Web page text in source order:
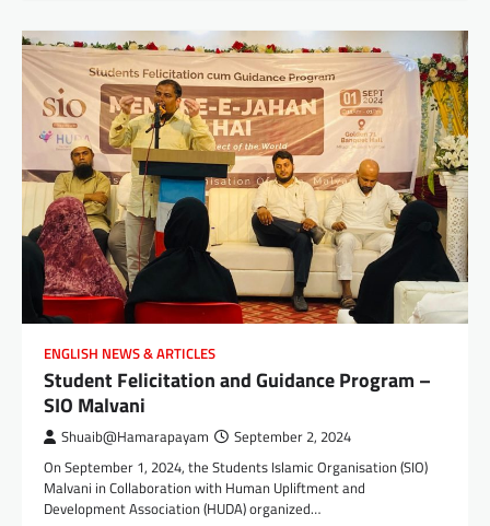
ENGLISH NEWS & ARTICLES
Student Felicitation and Guidance Program –
SIO Malvani
Shuaib@Hamarapayam September 2, 2024
On September 1, 2024, the Students Islamic Organisation (SIO)
Malvani in Collaboration with Human Upliftment and
Development Association (HUDA) organized…